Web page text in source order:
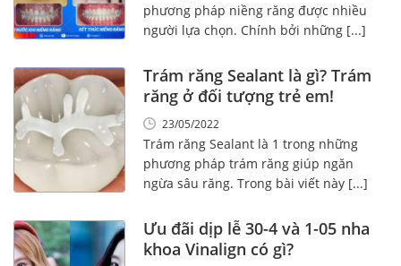
phương pháp niềng răng được nhiều
người lựa chọn. Chính bởi những [...]
Trám răng Sealant là gì? Trám
răng ở đối tượng trẻ em!
23/05/2022
Trám răng Sealant là 1 trong những
phương pháp trám răng giúp ngăn
ngừa sâu răng. Trong bài viết này [...]
Ưu đãi dịp lễ 30-4 và 1-05 nha
khoa Vinalign có gì?